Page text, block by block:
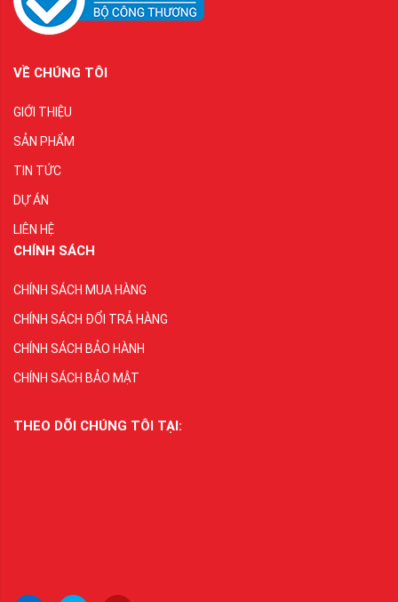
VỀ CHÚNG TÔI
GIỚI THIỆU
SẢN PHẨM
TIN TỨC
DỰ ÁN
LIÊN HỆ
CHÍNH SÁCH
CHÍNH SÁCH MUA HÀNG
CHÍNH SÁCH ĐỔI TRẢ HÀNG
CHÍNH SÁCH BẢO HÀNH
CHÍNH SÁCH BẢO MẬT
THEO DÕI CHÚNG TÔI TẠI: